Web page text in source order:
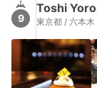
9
Toshi
東京都 / 六本木